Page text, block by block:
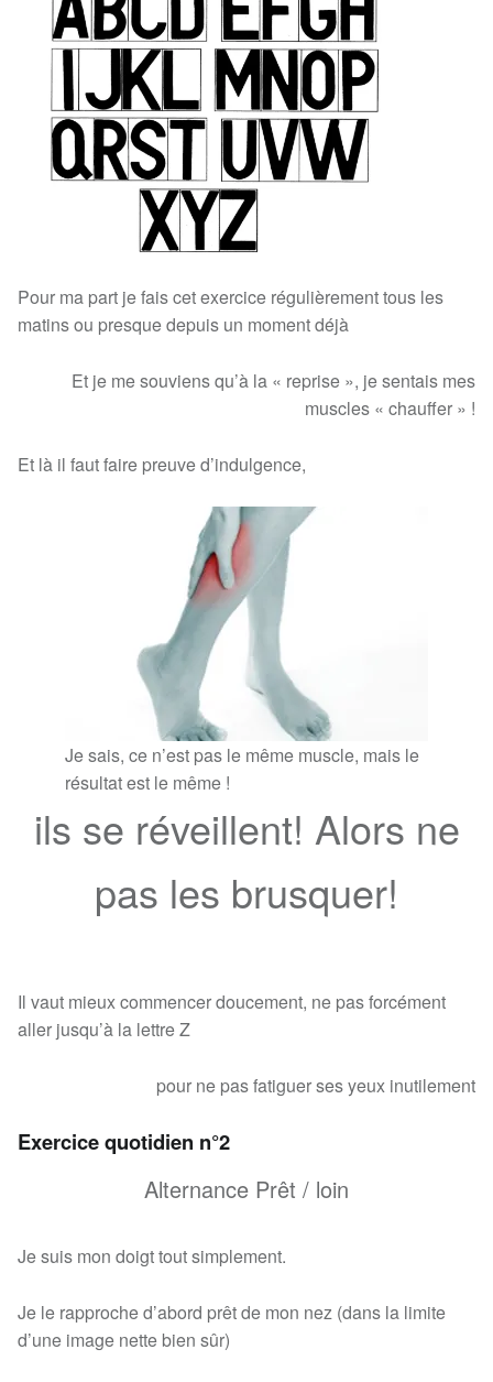
Pour ma part je fais cet exercice régulièrement tous les
matins ou presque depuis un moment déjà
Et je me souviens qu’à la « reprise », je sentais mes
muscles « chauffer » !
Et là il faut faire preuve d’indulgence,
Je sais, ce n’est pas le même muscle, mais le
résultat est le même !
ils se réveillent! Alors ne
pas les brusquer!
Il vaut mieux commencer doucement, ne pas forcément
aller jusqu’à la lettre Z
pour ne pas fatiguer ses yeux inutilement
Exercice quotidien n°2
Alternance Prêt / loin
Je suis mon doigt tout simplement.
Je le rapproche d’abord prêt de mon nez (dans la limite
d’une image nette bien sûr)